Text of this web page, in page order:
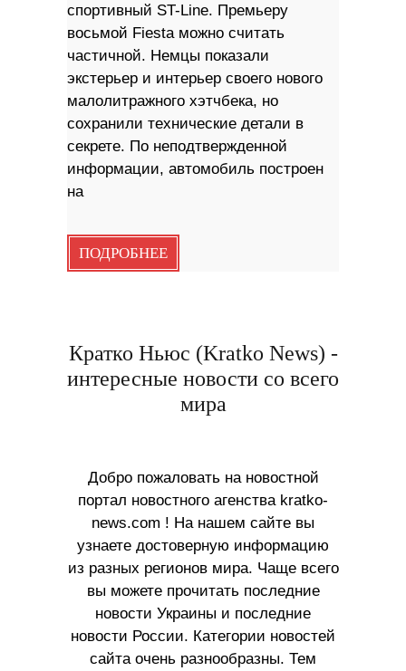
спортивный ST-Line. Премьеру
восьмой Fiesta можно считать
частичной. Немцы показали
экстерьер и интерьер своего нового
малолитражного хэтчбека, но
сохранили технические детали в
секрете. По неподтвержденной
информации, автомобиль построен
на
ПОДРОБНЕЕ
Кратко Ньюс (Kratko News) -
интересные новости со всего
мира
Добро пожаловать на новостной
портал новостного агенства kratko-
news.com ! На нашем сайте вы
узнаете достоверную информацию
из разных регионов мира. Чаще всего
вы можете прочитать последние
новости Украины и последние
новости России. Категории новостей
сайта очень разнообразны. Тем